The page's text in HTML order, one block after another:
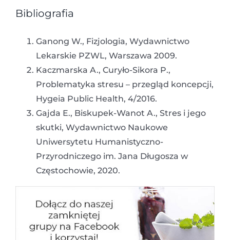
Bibliografia
Ganong W., Fizjologia, Wydawnictwo
Lekarskie PZWL, Warszawa 2009.
Kaczmarska A., Curyło-Sikora P.,
Problematyka stresu – przegląd koncepcji,
Hygeia Public Health, 4/2016.
Gajda E., Biskupek-Wanot A., Stres i jego
skutki, Wydawnictwo Naukowe
Uniwersytetu Humanistyczno-
Przyrodniczego im. Jana Długosza w
Częstochowie, 2020.